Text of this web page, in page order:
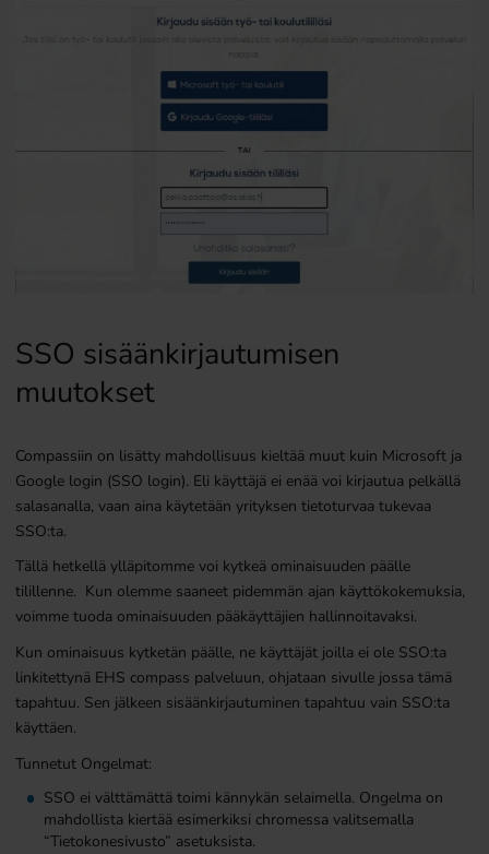
SSO sisäänkirjautumisen
muutokset
Compassiin on lisätty mahdollisuus kieltää muut kuin Microsoft ja
Google login (SSO login). Eli käyttäjä ei enää voi kirjautua pelkällä
salasanalla, vaan aina käytetään yrityksen tietoturvaa tukevaa
SSO:ta.
Tällä hetkellä ylläpitomme voi kytkeä ominaisuuden päälle
tilillenne. Kun olemme saaneet pidemmän ajan käyttökokemuksia,
voimme tuoda ominaisuuden pääkäyttäjien hallinnoitavaksi.
Kun ominaisuus kytketän päälle, ne käyttäjät joilla ei ole SSO:ta
linkitettynä EHS compass palveluun, ohjataan sivulle jossa tämä
tapahtuu. Sen jälkeen sisäänkirjautuminen tapahtuu vain SSO:ta
käyttäen.
Tunnetut Ongelmat:
SSO ei välttämättä toimi kännykän selaimella. Ongelma on
mahdollista kiertää esimerkiksi chromessa valitsemalla
“Tietokonesivusto” asetuksista.